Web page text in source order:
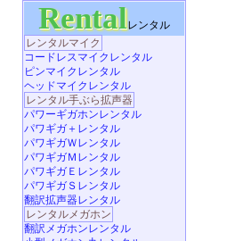
Rentalレンタル
レンタルマイク
コードレスマイクレンタル
ピンマイクレンタル
ヘッドマイクレンタル
レンタル手ぶら拡声器
パワーギガホンレンタル
パワギガ＋レンタル
パワギガＷレンタル
パワギガＭレンタル
パワギガＥレンタル
パワギガＳレンタル
翻訳拡声器レンタル
レンタルメガホン
翻訳メガホンレンタル